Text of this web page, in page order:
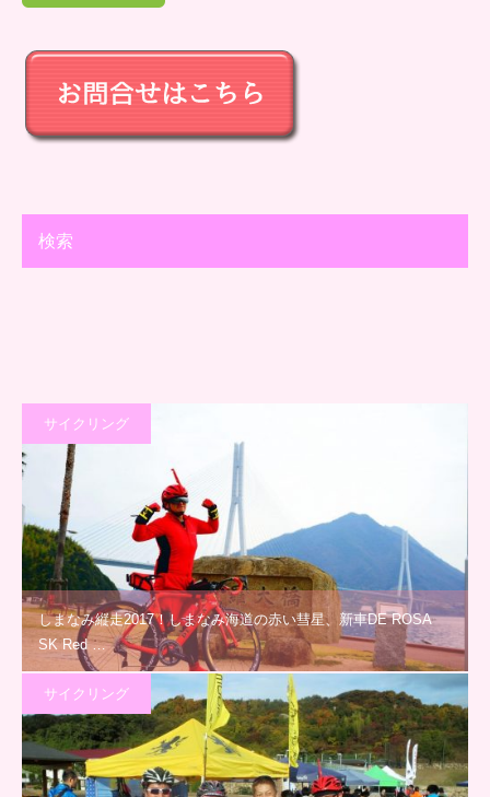
検索
サイクリング
しまなみ縦走2017！しまなみ海道の赤い彗星、新車DE ROSA
SK Red …
サイクリング